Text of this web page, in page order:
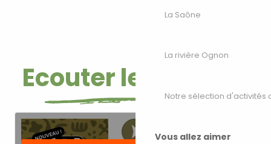
La Saône
La rivière Ognon
Notre sélection d'activités
Vous allez aimer
Ecouter le podcast